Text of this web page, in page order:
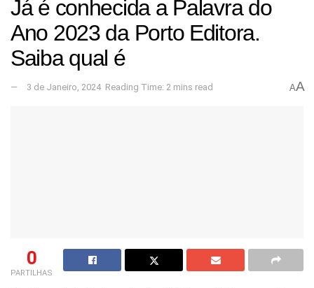
Já é conhecida a Palavra do
Ano 2023 da Porto Editora.
Saiba qual é
3 de Janeiro, 2024 Reading Time: 2 mins read AA
0
PARTILHAS